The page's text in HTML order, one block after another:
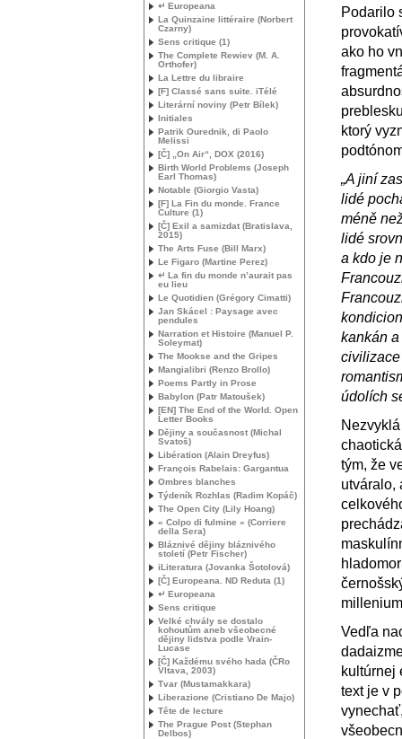
Podarilo
ako ho
ktorý
„A jiní
lidé
méně
lidé
a kdo je
kankán
civilizace
údolích
tým, že
utváralo,
Vedľa
kultúrnej
text je v
↵ Europeana
La Quinzaine littéraire (Norbert
Czarny)
Sens critique (1)
The Complete Rewiev (M. A.
Orthofer)
La Lettre du libraire
[F] Classé sans suite. iTélé
Literární noviny (Petr Bílek)
Initiales
Patrik Ourednik, di Paolo
Melissi
[Č] „On Air“, DOX (2016)
Birth World Problems (Joseph
Earl Thomas)
Notable (Giorgio Vasta)
[F] La Fin du monde. France
Culture (1)
[Č] Exil a samizdat (Bratislava,
2015)
The Arts Fuse (Bill Marx)
Le Figaro (Martine Perez)
↵ La fin du monde n’aurait pas
eu lieu
Le Quotidien (Grégory Cimatti)
Jan Skácel : Paysage avec
pendules
Narration et Histoire (Manuel P.
Soleymat)
The Mookse and the Gripes
Mangialibri (Renzo Brollo)
Poems Partly in Prose
Babylon (Patr Matoušek)
[EN] The End of the World. Open
Letter Books
Dějiny a současnost (Michal
Svatoš)
Libération (Alain Dreyfus)
François Rabelais: Gargantua
Ombres blanches
Týdeník Rozhlas (Radim Kopáč)
The Open City (Lily Hoang)
« Colpo di fulmine » (Corriere
della Sera)
Bláznivé dějiny bláznivého
století (Petr Fischer)
iLiteratura (Jovanka Šotolová)
[Č] Europeana. ND Reduta (1)
↵ Europeana
Sens critique
Velké chvály se dostalo
kohoutům aneb všeobecné
dějiny lidstva podle Vrain-
Lucase
[Č] Každému svého hada (ČRo
Vltava, 2003)
Tvar (Mustamakkara)
Liberazione (Cristiano De Majo)
Tête de lecture
The Prague Post (Stephan
Delbos)